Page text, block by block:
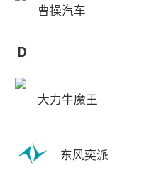
曹操汽车
D
大力牛魔王
东风奕派